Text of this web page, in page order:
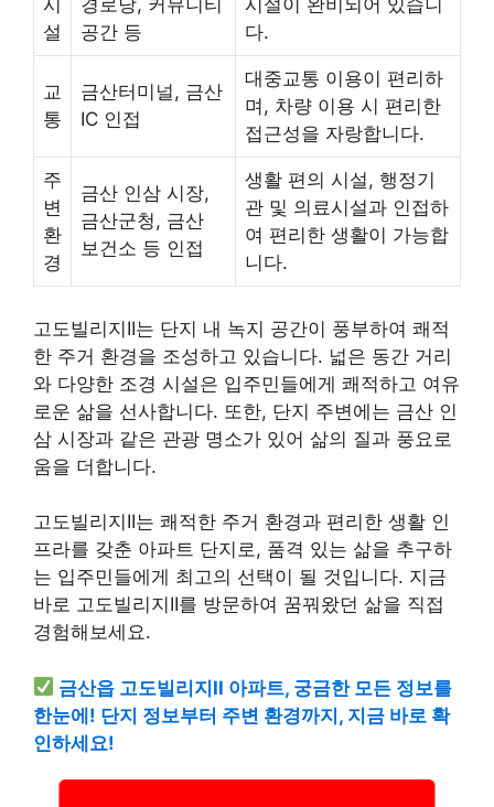
시
설
경로당, 커뮤니티
공간 등
시설이 완비되어 있습니
다.
교
통
금산터미널, 금산
IC 인접
대중교통 이용이 편리하
며, 차량 이용 시 편리한
접근성을 자랑합니다.
주
변
환
경
금산 인삼 시장,
금산군청, 금산
보건소 등 인접
생활 편의 시설, 행정기
관 및 의료시설과 인접하
여 편리한 생활이 가능합
니다.
고도빌리지II는 단지 내 녹지 공간이 풍부하여 쾌적
한 주거 환경을 조성하고 있습니다. 넓은 동간 거리
와 다양한 조경 시설은 입주민들에게 쾌적하고 여유
로운 삶을 선사합니다. 또한, 단지 주변에는 금산 인
삼 시장과 같은 관광 명소가 있어 삶의 질과 풍요로
움을 더합니다.
고도빌리지II는 쾌적한 주거 환경과 편리한 생활 인
프라를 갖춘 아파트 단지로, 품격 있는 삶을 추구하
는 입주민들에게 최고의 선택이 될 것입니다. 지금
바로 고도빌리지II를 방문하여 꿈꿔왔던 삶을 직접
경험해보세요.
금산읍 고도빌리지II 아파트, 궁금한 모든 정보를
한눈에! 단지 정보부터 주변 환경까지, 지금 바로 확
인하세요!